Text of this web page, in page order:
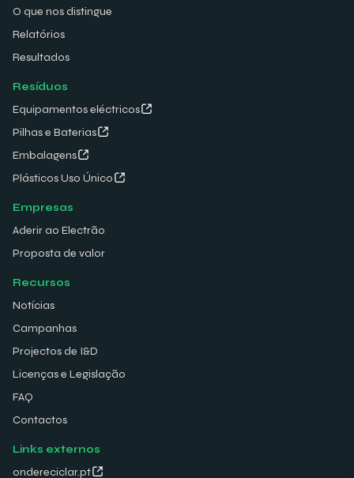
O que nos distingue
Relatórios
Resultados
Resíduos
Equipamentos eléctricos
Pilhas e Baterias
Embalagens
Plásticos Uso Único
Empresas
Aderir ao Electrão
Proposta de valor
Recursos
Notícias
Campanhas
Projectos de I&D
Licenças e Legislação
FAQ
Contactos
Links externos
ondereciclar.pt